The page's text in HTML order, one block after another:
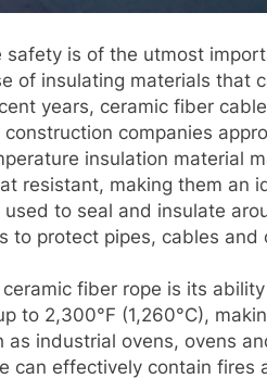
is of the utmost
of insulating materials that
years, ceramic fiber
companies
insulation material
resistant, making them an
used to seal and insulate
to protect pipes, cables and
fiber rope is its
to 2,300°F (1,260°C),
industrial ovens, ovens
can effectively contain fires